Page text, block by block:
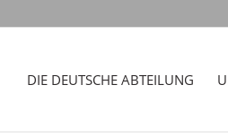
DIE DEUTSCHE ABTEILUNG